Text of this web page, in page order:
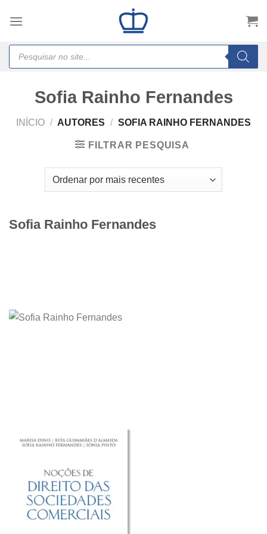
Products
search
Sofia Rainho Fernandes
INÍCIO / AUTORES / SOFIA RAINHO FERNANDES
FILTRAR PESQUISA
Sofia Rainho Fernandes